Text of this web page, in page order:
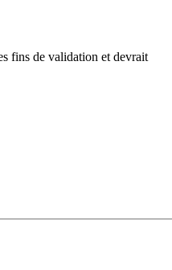
fins de validation et devrait